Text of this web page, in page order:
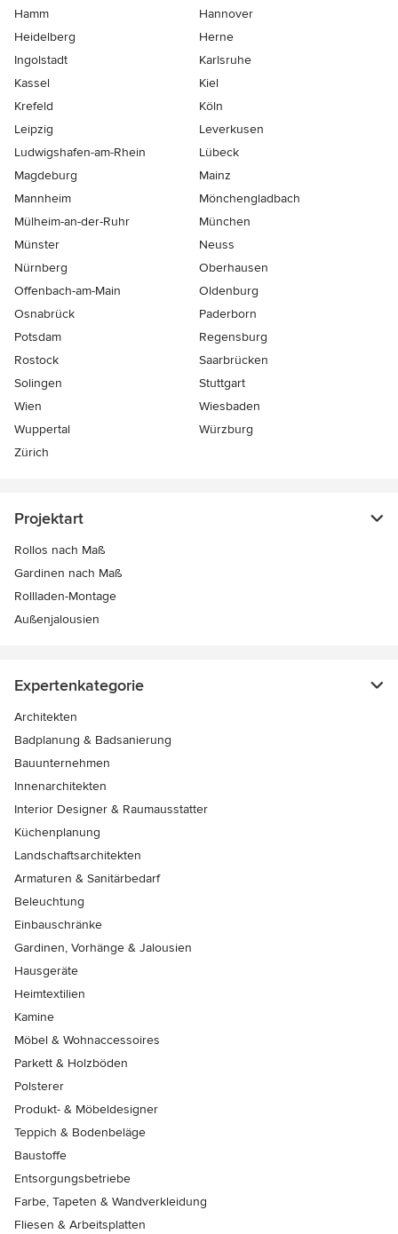
Hamm
Hannover
Heidelberg
Herne
Ingolstadt
Karlsruhe
Kassel
Kiel
Krefeld
Köln
Leipzig
Leverkusen
Ludwigshafen-am-Rhein
Lübeck
Magdeburg
Mainz
Mannheim
Mönchen­gladbach
Mülheim-an-der-Ruhr
München
Münster
Neuss
Nürnberg
Oberhausen
Offenbach-am-Main
Oldenburg
Osnabrück
Paderborn
Potsdam
Regensburg
Rostock
Saarbrücken
Solingen
Stuttgart
Wien
Wiesbaden
Wuppertal
Würzburg
Zürich
Projektart
Rollos nach Maß
Gardinen nach Maß
Rollladen-Montage
Außenjalousien
Expertenkategorie
Architekten
Badplanung & Badsanierung
Bauunternehmen
Innenarchitekten
Interior Designer & Raumausstatter
Küchenplanung
Landschaftsarchitekten
Armaturen & Sanitärbedarf
Beleuchtung
Einbauschränke
Gardinen, Vorhänge & Jalousien
Hausgeräte
Heimtextilien
Kamine
Möbel & Wohnaccessoires
Parkett & Holzböden
Polsterer
Produkt- & Möbeldesigner
Teppich & Bodenbeläge
Baustoffe
Entsorgungsbetriebe
Farbe, Tapeten & Wandverkleidung
Fliesen & Arbeitsplatten